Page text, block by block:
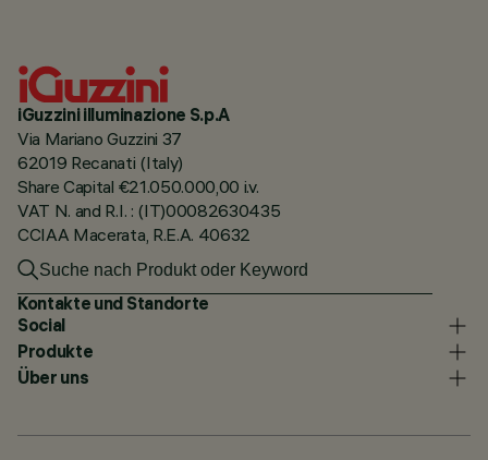
iGuzzini illuminazione S.p.A
Via Mariano Guzzini 37
62019 Recanati (Italy)
Share Capital €21.050.000,00 i.v.
VAT N. and R.I. : (IT)00082630435
CCIAA Macerata, R.E.A. 40632
Kontakte und Standorte
Social
Produkte
Über uns